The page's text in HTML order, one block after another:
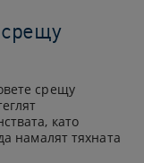
срещу
като
намалят тяхната